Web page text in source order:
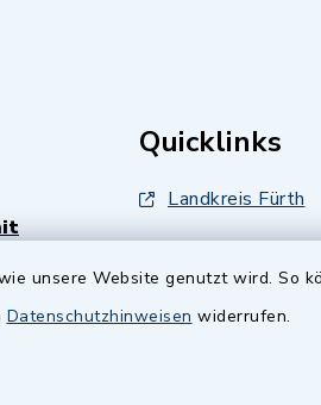
unsere Website genutzt wird. So
Datenschutzhinweisen widerrufen.
.
Quicklinks
Landkreis Fürth
Dillenberggruppe